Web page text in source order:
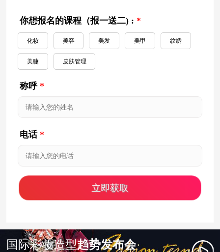
你想报名的课程（报一送二) : *
化妆 美容 美发 美甲 纹绣
美睫 皮肤管理
称呼 *
电话 *
国际彩妆造型趋势发布会